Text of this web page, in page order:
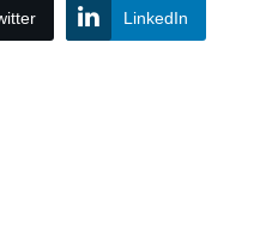
LinkedIn